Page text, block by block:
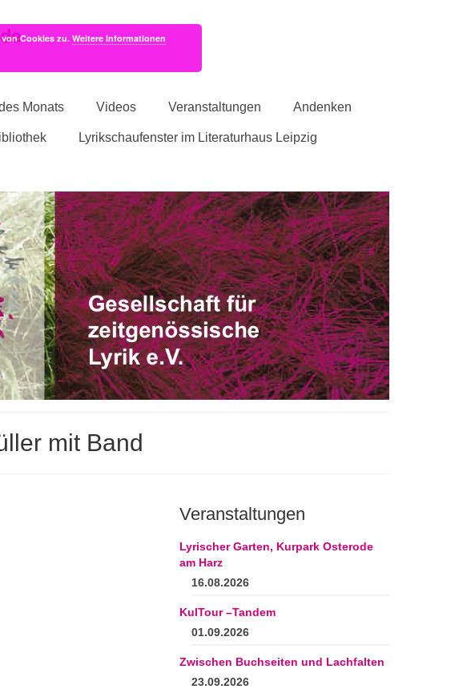
Monats Videos Veranstaltungen Andenken
Lyrikschaufenster im Literaturhaus Leipzig
mit Band
Veranstaltungen
Lyrischer Garten, Kurpark Osterode
am Harz
16.08.2026
KulTour –Tandem
01.09.2026
Zwischen Buchseiten und Lachfalten
23.09.2026
Cookies zu.Weitere Informationen